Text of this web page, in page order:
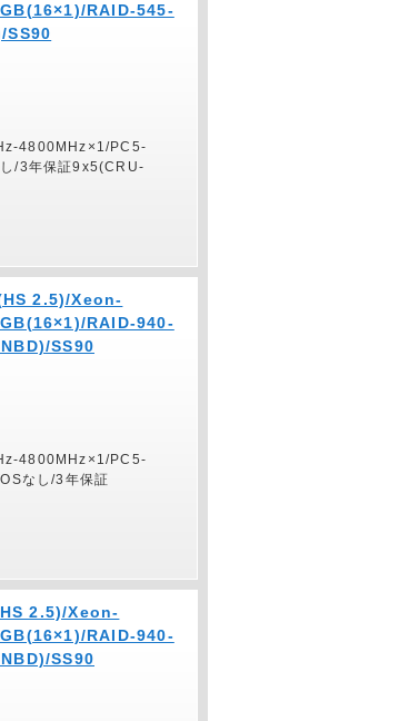
RAID-545-
SS90
4800MHz×1/PC5-
/3年保証9x5(CRU-
2.5)/Xeon-
RAID-940-
SS90
4800MHz×1/PC5-
なし/3年保証
2.5)/Xeon-
RAID-940-
SS90